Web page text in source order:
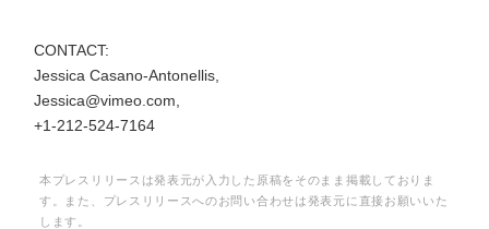
CONTACT:
Jessica Casano-Antonellis,
Jessica@vimeo.com,
+1-212-524-7164
本プレスリリースは発表元が入力した原稿をそのまま掲載しておりま
す。また、プレスリリースへのお問い合わせは発表元に直接お願いいた
します。